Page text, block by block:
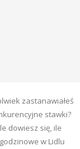
zastanawiałeś
stawki?
dowiesz się, ile
w Lidlu